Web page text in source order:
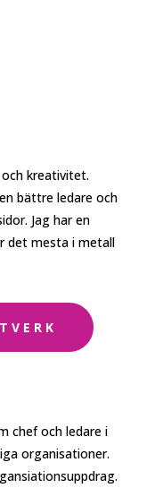
kreativitet.
bättre ledare och
Jag har en
det mesta i metall
chef och ledare i
organisationer.